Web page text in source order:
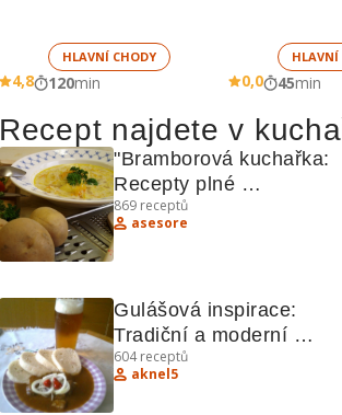
HLAVNÍ CHODY
4,8 120min
HLAVNÍ
0,0 45min
Recept najdete v
"Bramborová kuchařka:
Recepty plné
bramborových lahůdek"
869 receptů
asesore
Gulášová inspirace:
Tradiční a moderní
recepty
604receptů
aknel5